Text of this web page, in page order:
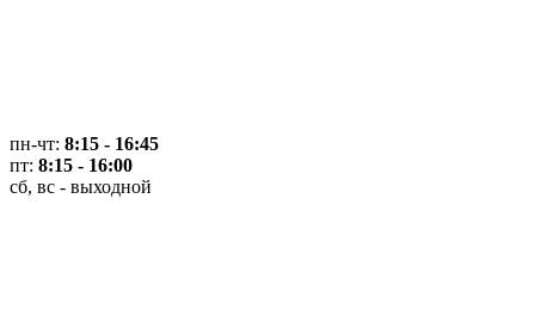
пн-чт: 8:15 - 16:45
пт: 8:15 - 16:00
сб, вс - выходной